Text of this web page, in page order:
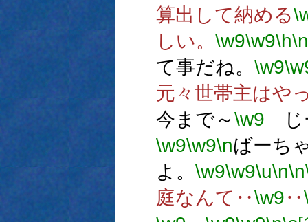
算出して納める
しい。 \w9\w9\h\n
て事だね。 \w9
元々世帯主はや
今まで～\w9 じ
\w9\w9\nばーち
よ。 \w9\w9\u\n\n
庭なんて‥\w9‥